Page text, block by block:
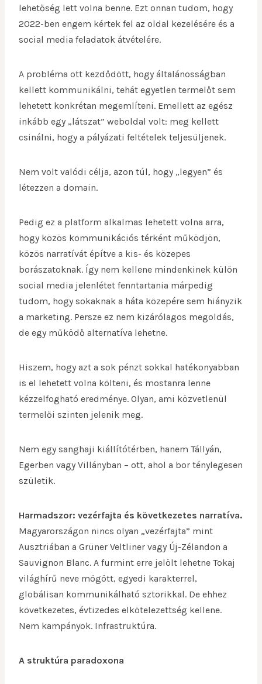
lehetőség lett volna benne. Ezt onnan tudom, hogy
2022-ben engem kértek fel az oldal kezelésére és a
social media feladatok átvételére.
A probléma ott kezdődött, hogy általánosságban
kellett kommunikálni, tehát egyetlen termelőt sem
lehetett konkrétan megemlíteni. Emellett az egész
inkább egy „látszat” weboldal volt: meg kellett
csinálni, hogy a pályázati feltételek teljesüljenek.
Nem volt valódi célja, azon túl, hogy „legyen” és
létezzen a domain.
Pedig ez a platform alkalmas lehetett volna arra,
hogy közös kommunikációs térként működjön,
közös narratívát építve a kis- és közepes
borászatoknak. Így nem kellene mindenkinek külön
social media jelenlétet fenntartania márpedig
tudom, hogy sokaknak a háta közepére sem hiányzik
a marketing. Persze ez nem kizárólagos megoldás,
de egy működő alternatíva lehetne.
Hiszem, hogy azt a sok pénzt sokkal hatékonyabban
is el lehetett volna költeni, és mostanra lenne
kézzelfogható eredménye. Olyan, ami közvetlenül
termelői szinten jelenik meg.
Nem egy sanghaji kiállítótérben, hanem Tállyán,
Egerben vagy Villányban – ott, ahol a bor ténylegesen
születik.
Harmadszor: vezérfajta és következetes narratíva.
Magyarországon nincs olyan „vezérfajta” mint
Ausztriában a Grüner Veltliner vagy Új-Zélandon a
Sauvignon Blanc. A furmint erre jelölt lehetne Tokaj
világhírű neve mögött, egyedi karakterrel,
globálisan kommunikálható sztorikkal. De ehhez
következetes, évtizedes elkötelezettség kellene.
Nem kampányok. Infrastruktúra.
A struktúra paradoxona